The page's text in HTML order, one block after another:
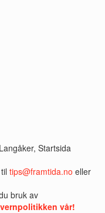
Startsida
tips@framtida.no eller
bruk av
vår!